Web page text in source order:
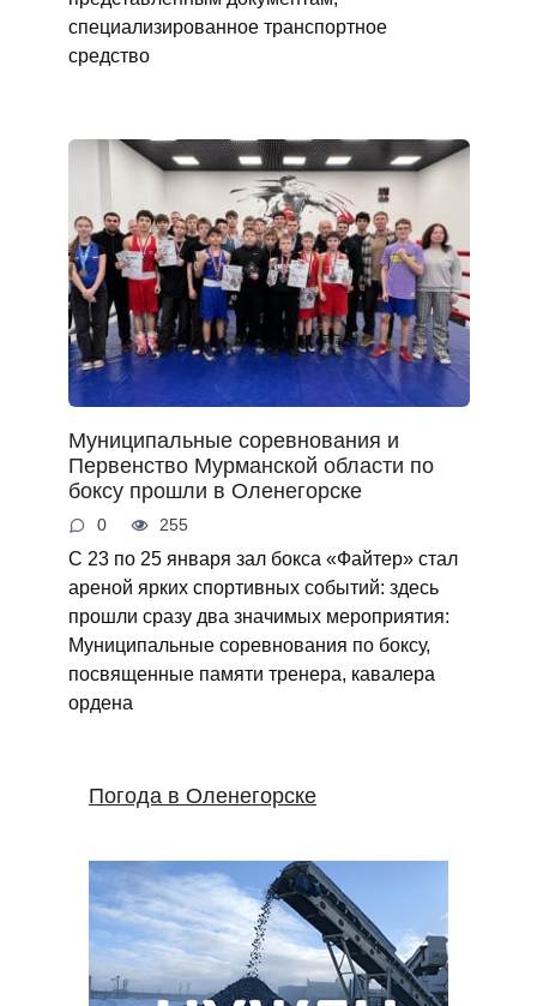
специализированное транспортное
средство
Муниципальные соревнования и
Первенство Мурманской области по
боксу прошли в Оленегорске
0 255
С 23 по 25 января зал бокса «Файтер» стал
ареной ярких спортивных событий: здесь
прошли сразу два значимых мероприятия:
Муниципальные соревнования по боксу,
посвященные памяти тренера, кавалера
ордена
Погода в Оленегорске